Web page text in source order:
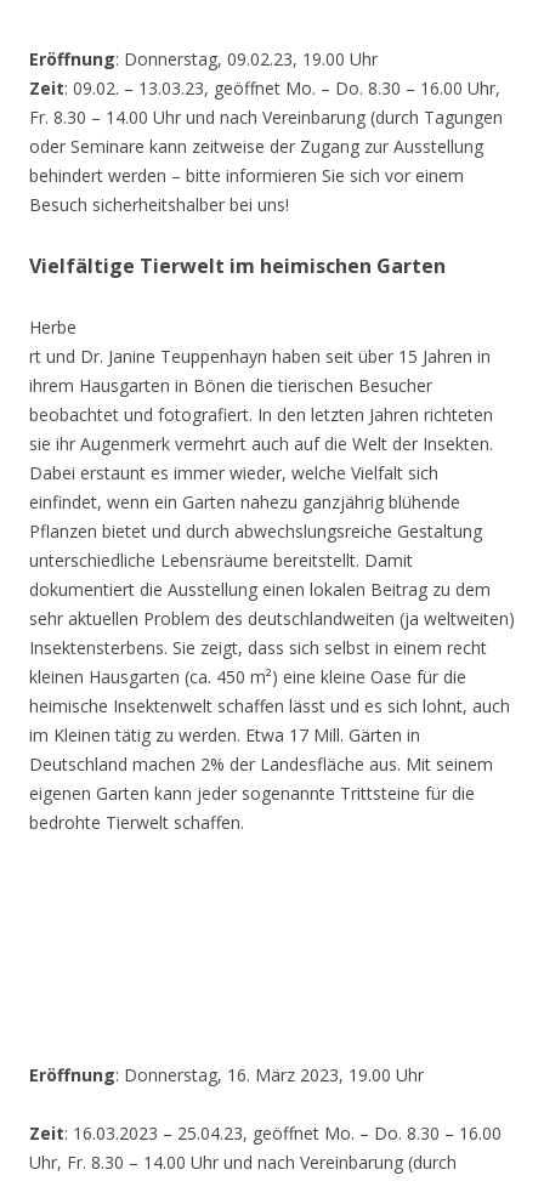
Eröffnung: Donnerstag, 09.02.23, 19.00 Uhr
Zeit: 09.02. – 13.03.23, geöffnet Mo. – Do. 8.30 – 16.00 Uhr,
Fr. 8.30 – 14.00 Uhr und nach Vereinbarung (durch Tagungen
oder Seminare kann zeitweise der Zugang zur Ausstellung
behindert werden – bitte informieren Sie sich vor einem
Besuch sicherheitshalber bei uns!
Vielfältige Tierwelt im heimischen Garten
Herbe
rt und Dr. Janine Teuppenhayn haben seit über 15 Jahren in
ihrem Hausgarten in Bönen die tierischen Besucher
beobachtet und fotografiert. In den letzten Jahren richteten
sie ihr Augenmerk vermehrt auch auf die Welt der Insekten.
Dabei erstaunt es immer wieder, welche Vielfalt sich
einfindet, wenn ein Garten nahezu ganzjährig blühende
Pflanzen bietet und durch abwechslungsreiche Gestaltung
unterschiedliche Lebensräume bereitstellt. Damit
dokumentiert die Ausstellung einen lokalen Beitrag zu dem
sehr aktuellen Problem des deutschlandweiten (ja weltweiten)
Insektensterbens. Sie zeigt, dass sich selbst in einem recht
kleinen Hausgarten (ca. 450 m²) eine kleine Oase für die
heimische Insektenwelt schaffen lässt und es sich lohnt, auch
im Kleinen tätig zu werden. Etwa 17 Mill. Gärten in
Deutschland machen 2% der Landesfläche aus. Mit seinem
eigenen Garten kann jeder sogenannte Trittsteine für die
bedrohte Tierwelt schaffen.
Eröffnung: Donnerstag, 16. März 2023, 19.00 Uhr
Zeit: 16.03.2023 – 25.04.23, geöffnet Mo. – Do. 8.30 – 16.00
Uhr, Fr. 8.30 – 14.00 Uhr und nach Vereinbarung (durch